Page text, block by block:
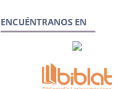
ENCUÉNTRANOS EN